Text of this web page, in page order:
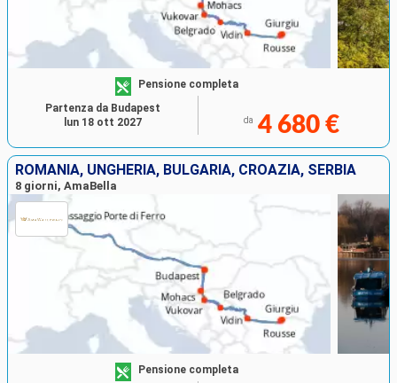
Pensione completa
da 4 680 €
Partenza da Budapest
lun 18 ott 2027
ROMANIA, UNGHERIA, BULGARIA, CROAZIA, SERBIA
8 giorni, AmaBella
Pensione completa